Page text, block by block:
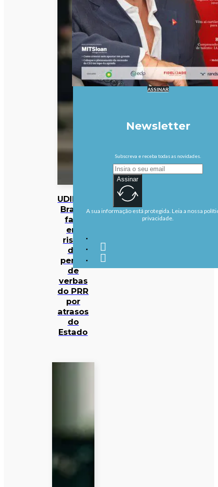
UDIPSS
Braga
fala
em
risco
de
perda
de
verbas
do PRR
por
atrasos
do
Estado
ASSINAR
Newsletter
Subscreva e receba todas as novidades.
Assinar
A sua informação está protegida. Leia a nossa
privacidade.